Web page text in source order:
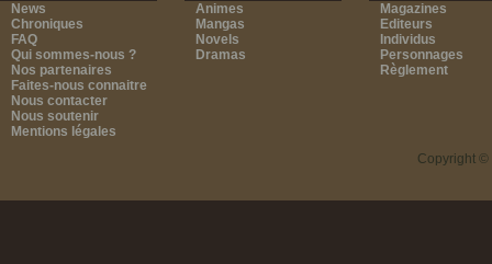
News
Chroniques
FAQ
Qui sommes-nous ?
Nos partenaires
Faites-nous connaitre
Nous contacter
Nous soutenir
Mentions légales
Animes
Mangas
Novels
Dramas
Magazines
Editeurs
Individus
Personnages
Règlement
Copyright ©